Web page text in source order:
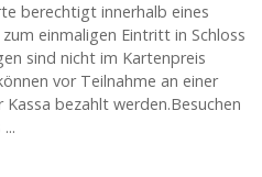
berechtigt innerhalb eines
einmaligen Eintritt in Schloss
sind nicht im Kartenpreis
vor Teilnahme an einer
Kassa bezahlt werden.Besuchen